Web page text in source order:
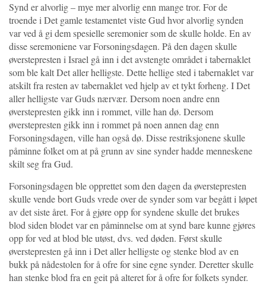
Synd er alvorlig – mye mer alvorlig enn mange tror. For de
troende i Det gamle testamentet viste Gud hvor alvorlig synden
var ved å gi dem spesielle seremonier som de skulle holde. En av
disse seremoniene var Forsoningsdagen. På den dagen skulle
øverstepresten i Israel gå inn i det avstengte området i tabernaklet
som ble kalt Det aller helligste. Dette hellige sted i tabernaklet var
atskilt fra resten av tabernaklet ved hjelp av et tykt forheng. I Det
aller helligste var Guds nærvær. Dersom noen andre enn
øverstepresten gikk inn i rommet, ville han dø. Dersom
øverstepresten gikk inn i rommet på noen annen dag enn
Forsoningsdagen, ville han også dø. Disse restriksjonene skulle
påminne folket om at på grunn av sine synder hadde menneskene
skilt seg fra Gud.
Forsoningsdagen ble opprettet som den dagen da øverstepresten
skulle vende bort Guds vrede over de synder som var begått i løpet
av det siste året. For å gjøre opp for syndene skulle det brukes
blod siden blodet var en påminnelse om at synd bare kunne gjøres
opp for ved at blod ble utøst, dvs. ved døden. Først skulle
øverstepresten gå inn i Det aller helligste og stenke blod av en
bukk på nådestolen for å ofre for sine egne synder. Deretter skulle
han stenke blod fra en geit på alteret for å ofre for folkets synder.